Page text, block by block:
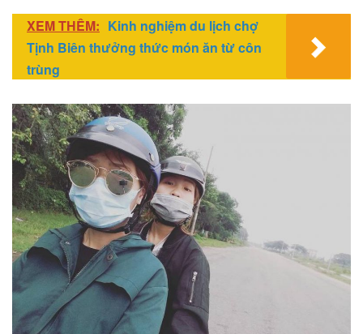
XEM THÊM: Kinh nghiệm du lịch chợ
Tịnh Biên thưởng thức món ăn từ côn
trùng